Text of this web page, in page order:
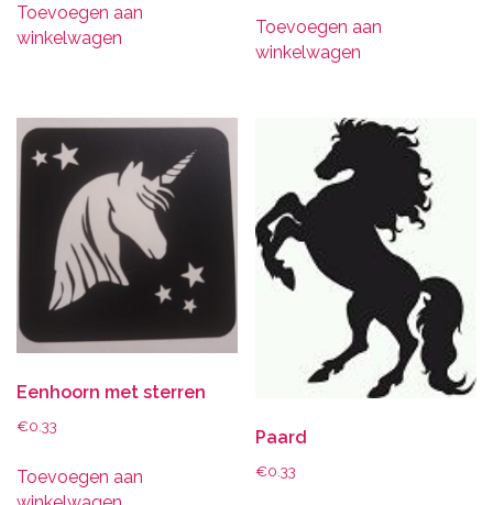
Toevoegen aan
winkelwagen
Toevoegen aan
winkelwagen
Eenhoorn met sterren
€0.33
Toevoegen aan
Paard
€0.33